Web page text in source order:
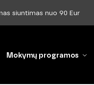
siuntimas nuo 90 Eur
Mokymų programos